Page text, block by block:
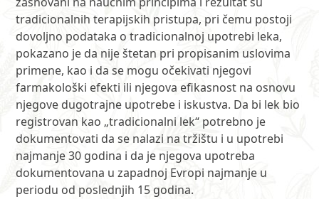
tradicionalnih terapijskih pristupa, pri čemu postoji
dovoljno podataka o tradicionalnoj upotrebi leka,
pokazano je da nije štetan pri propisanim uslovima
primene, kao i da se mogu očekivati njegovi
farmakološki efekti ili njegova efikasnost na osnovu
njegove dugotrajne upotrebe i iskustva. Da bi lek bio
registrovan kao „tradicionalni lek“ potrebno je
dokumentovati da se nalazi na tržištu i u upotrebi
najmanje 30 godina i da je njegova upotreba
dokumentovana u zapadnoj Evropi najmanje u
periodu od poslednjih 15 godina.